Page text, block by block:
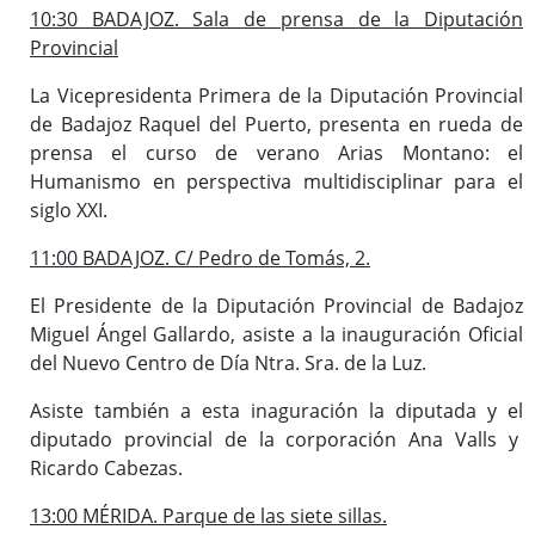
10:30 BADAJOZ. Sala de prensa de la Diputación
Provincial
La Vicepresidenta Primera de la Diputación Provincial
de Badajoz Raquel del Puerto, presenta en rueda de
prensa el curso de verano Arias Montano: el
Humanismo en perspectiva multidisciplinar para el
siglo XXI.
11:00 BADAJOZ. C/ Pedro de Tomás, 2.
El Presidente de la Diputación Provincial de Badajoz
Miguel Ángel Gallardo, asiste a la inauguración Oficial
del Nuevo Centro de Día Ntra. Sra. de la Luz.
Asiste también a esta inaguración la diputada y el
diputado provincial de la corporación Ana Valls y
Ricardo Cabezas.
13:00 MÉRIDA. Parque de las siete sillas.